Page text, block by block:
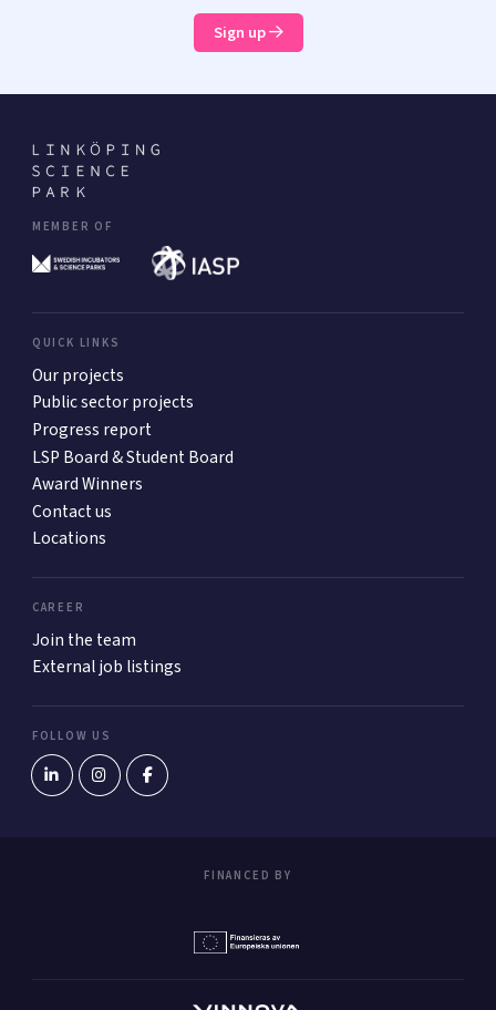
Sign up
MEMBER OF
QUICK LINKS
Our projects
Public sector projects
Progress report
LSP Board & Student Board
Award Winners
Contact us
Locations
CAREER
Join the team
External job listings
FOLLOW US
FINANCED BY